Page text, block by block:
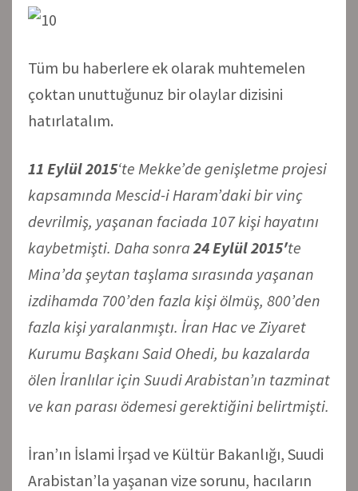
Tüm bu haberlere ek olarak muhtemelen
çoktan unuttuğunuz bir olaylar dizisini
hatırlatalım.
11 Eylül 2015‘te Mekke’de genişletme projesi
kapsamında Mescid-i Haram’daki bir vinç
devrilmiş, yaşanan faciada 107 kişi hayatını
kaybetmişti. Daha sonra 24 Eylül 2015′te
Mina’da şeytan taşlama sırasında yaşanan
izdihamda 700’den fazla kişi ölmüş, 800’den
fazla kişi yaralanmıştı. İran Hac ve Ziyaret
Kurumu Başkanı Said Ohedi, bu kazalarda
ölen İranlılar için Suudi Arabistan’ın tazminat
ve kan parası ödemesi gerektiğini belirtmişti.
İran’ın İslami İrşad ve Kültür Bakanlığı, Suudi
Arabistan’la yaşanan vize sorunu, hacıların